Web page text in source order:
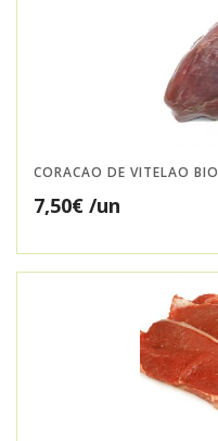
CORACAO DE VITELAO BIO
7,50€ /un